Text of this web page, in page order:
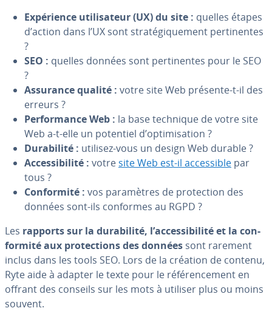
Ex­pé­rience uti­li­sa­teur (UX) du site : quelles étapes
d’action dans l’UX sont stra­té­gi­que­ment per­ti­nentes
?
SEO : quelles données sont per­ti­nentes pour le SEO
?
Assurance qualité : votre site Web présente-t-il des
erreurs ?
Per­for­mance Web : la base technique de votre site
Web a-t-elle un potentiel d’op­ti­mi­sa­tion ?
Du­ra­bi­lité : utilisez-vous un design Web durable ?
Ac­ces­si­bi­lité : votre site Web est-il ac­ces­sible par
tous ?
Con­for­mité : vos pa­ra­mètres de pro­tec­tion des
données sont-ils conformes au RGPD ?
Les rapports sur la du­ra­bi­lité, l’ac­ces­si­bi­lité et la con­
for­mité aux pro­tec­tions des données sont rarement
inclus dans les tools SEO. Lors de la création de contenu,
Ryte aide à adapter le texte pour le ré­fé­ren­ce­ment en
offrant des conseils sur les mots à utiliser plus ou moins
souvent.